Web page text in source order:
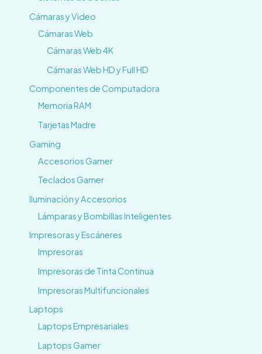
Cámaras y Video
Cámaras Web
Cámaras Web 4K
Cámaras Web HD y Full HD
Componentes de Computadora
Memoria RAM
Tarjetas Madre
Gaming
Accesorios Gamer
Teclados Gamer
Iluminación y Accesorios
Lámparas y Bombillas Inteligentes
Impresoras y Escáneres
Impresoras
Impresoras de Tinta Continua
Impresoras Multifuncionales
Laptops
Laptops Empresariales
Laptops Gamer